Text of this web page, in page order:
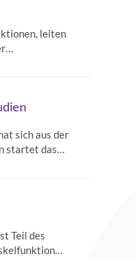
leiten
sich aus der
startet das…
Teil des